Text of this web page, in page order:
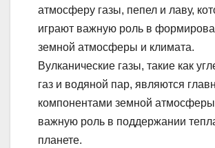
атмосферу газы, пепел и лаву,
играют важную роль в
земной атмосферы и климата.
Вулканические газы, такие как
газ и водяной пар, являются
компонентами земной
важную роль в поддержании
планете.